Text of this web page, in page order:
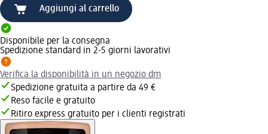
Aggiungi al carrello
Disponibile per la consegna
Spedizione standard in 2-5 giorni lavorativi
Verifica la disponibilità in un negozio dm
Spedizione gratuita a partire da 49 €
Reso facile e gratuito
Ritiro express gratuito per i clienti registrati